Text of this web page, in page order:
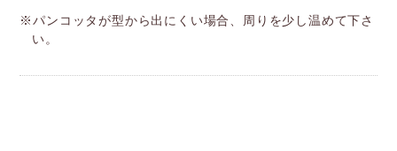
※パンコッタが型から出にくい場合、周りを少し温めて下さ
い。